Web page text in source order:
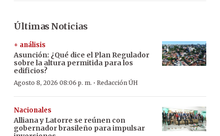
Últimas Noticias
+ análisis
Asunción: ¿Qué dice el Plan Regulador
sobre la altura permitida para los
edificios?
Agosto 8, 2026 08:06 p. m. · Redacción ÚH
Nacionales
Alliana y Latorre se reúnen con
gobernador brasileño para impulsar